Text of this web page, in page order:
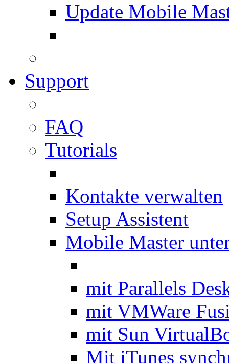
Update Mobile
Support
FAQ
Tutorials
Kontakte verwalten
Setup Assistent
Mobile Master
mit Parallels
mit VMWare
mit Sun
Mit iTunes